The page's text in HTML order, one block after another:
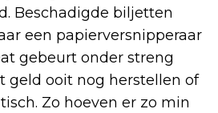
Beschadigde biljetten
een papierversnipperaar
gebeurt onder streng
geld ooit nog herstellen of
Zo hoeven er zo min